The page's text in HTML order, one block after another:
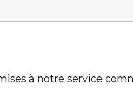
à notre service